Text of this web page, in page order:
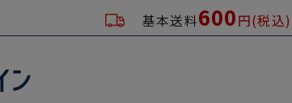
基本送料600円(税込)